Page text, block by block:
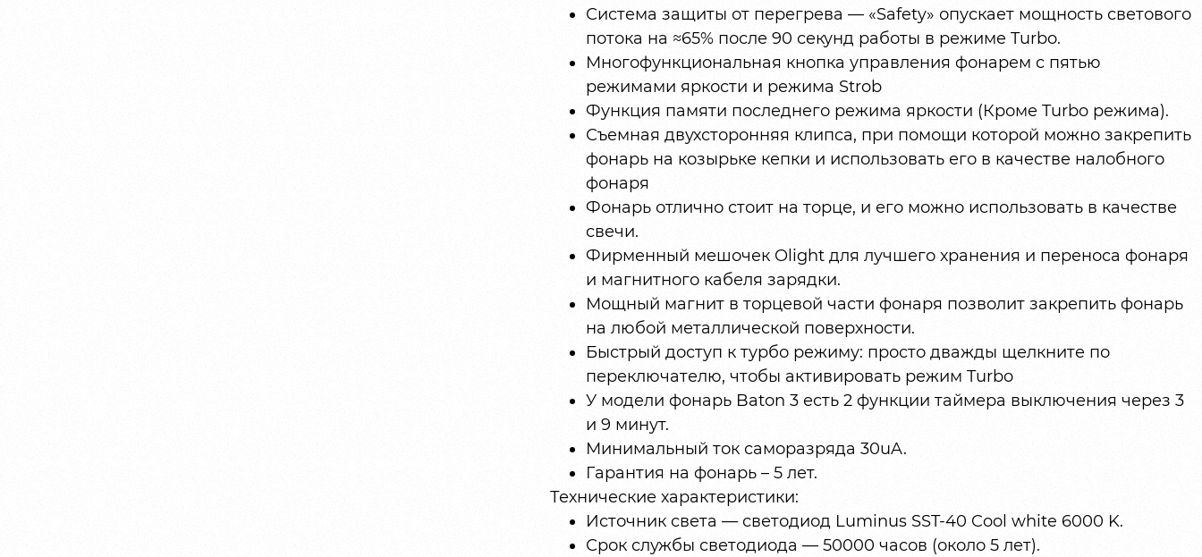
Система защиты от перегрева — «Safety» опускает мощность светового
потока на ≈65% после 90 секунд работы в режиме Turbo.
Многофункциональная кнопка управления фонарем с пятью
режимами яркости и режима Strob
Функция памяти последнего режима яркости (Кроме Turbo режима).
Съемная двухсторонняя клипса, при помощи которой можно закрепить
фонарь на козырьке кепки и использовать его в качестве налобного
фонаря
Фонарь отлично стоит на торце, и его можно использовать в качестве
свечи.
Фирменный мешочек Olight для лучшего хранения и переноса фонаря
и магнитного кабеля зарядки.
Мощный магнит в торцевой части фонаря позволит закрепить фонарь
на любой металлической поверхности.
Быстрый доступ к турбо режиму: просто дважды щелкните по
переключателю, чтобы активировать режим Turbo
У модели фонарь Baton 3 есть 2 функции таймера выключения через 3
и 9 минут.
Минимальный ток саморазряда 30uA.
Гарантия на фонарь – 5 лет.
Технические характеристики:
Источник света — светодиод Luminus SST-40 Cool white 6000 K.
Срок службы светодиода — 50000 часов (около 5 лет).